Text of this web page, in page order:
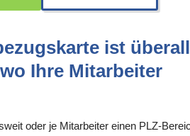
ist überall
Ihre Mitarbeiter
oder je Mitarbeiter einen PLZ-